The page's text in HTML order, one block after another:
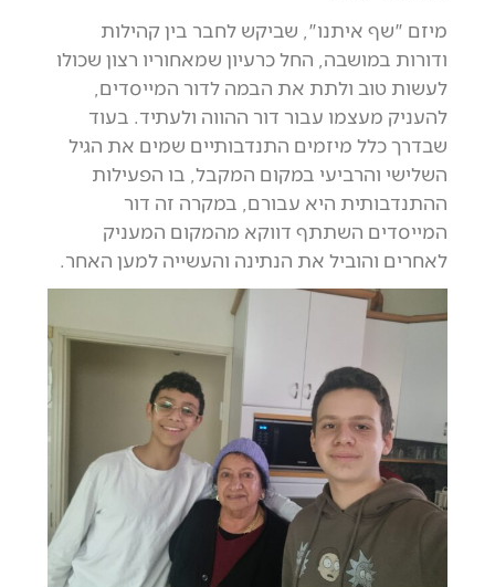
מיזם "שף איתנו", שביקש לחבר בין קהילות
ודורות במושבה, החל כרעיון שמאחוריו רצון שכולו
לעשות טוב ולתת את הבמה לדור המייסדים,
להעניק מעצמו עבור דור ההווה ולעתיד. בעוד
שבדרך כלל מיזמים התנדבותיים שמים את הגיל
השלישי והרביעי במקום המקבל, בו הפעילות
ההתנדבותית היא עבורם, במקרה זה דור
המייסדים השתתף דווקא מהמקום המעניק
לאחרים והוביל את הנתינה והעשייה למען האחר.